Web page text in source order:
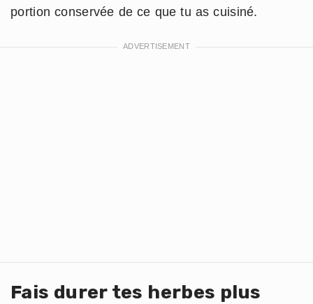
portion conservée de ce que tu as cuisiné.
Fais durer tes herbes plus